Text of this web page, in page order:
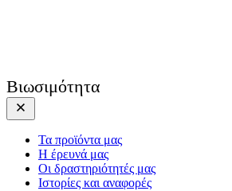
Βιωσιμότητα
Τα προϊόντα μας
Η έρευνά μας
Οι δραστηριότητές μας
Ιστορίες και αναφορές